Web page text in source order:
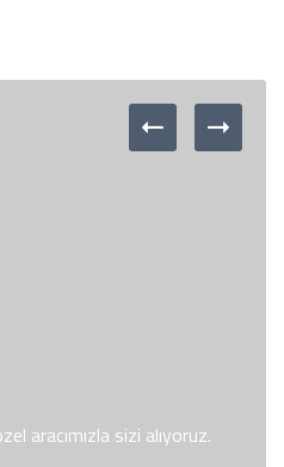
aracımızla sizi alıyoruz.